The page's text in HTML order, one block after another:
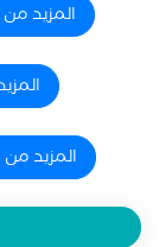
المزيد
المزيد